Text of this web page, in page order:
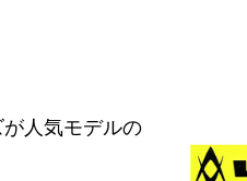
人気モデルの